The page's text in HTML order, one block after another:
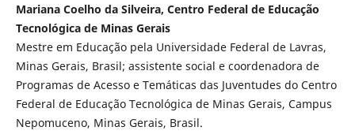
Mariana Coelho da Silveira, Centro Federal de Educação
Tecnológica de Minas Gerais
Mestre em Educação pela Universidade Federal de Lavras,
Minas Gerais, Brasil; assistente social e coordenadora de
Programas de Acesso e Temáticas das Juventudes do Centro
Federal de Educação Tecnológica de Minas Gerais, Campus
Nepomuceno, Minas Gerais, Brasil.